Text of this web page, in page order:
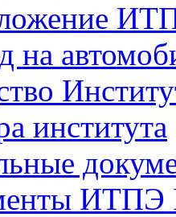
на
института
ИТПЭ